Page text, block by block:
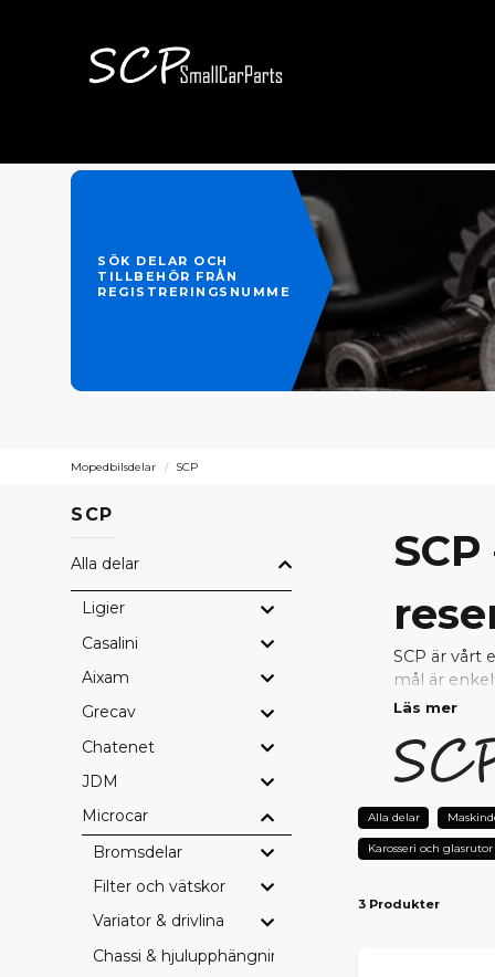
SÖK DELAR OCH
TILLBEHÖR FRÅN
REGISTRERINGSNUMMER
Mopedbilsdelar SCP
SCP
Alla delar
Ligier
Casalini
Aixam
Grecav
Chatenet
JDM
Microcar
Bromsdelar
Filter och vätskor
Variator & drivlina
Chassi & hjulupphängning
SCP är vårt
mål är
uppfyller
reparera
Prisvärda–
Perfekt
Läs mer
Alla delar
Karosseri och glasrutor
3 Produkter